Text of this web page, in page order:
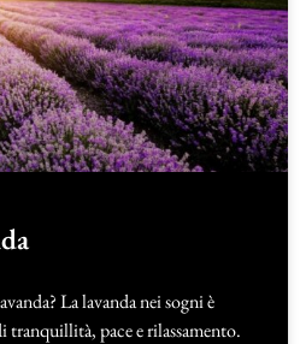
La lavanda nei sogni è
tranquillità, pace e rilassamento.